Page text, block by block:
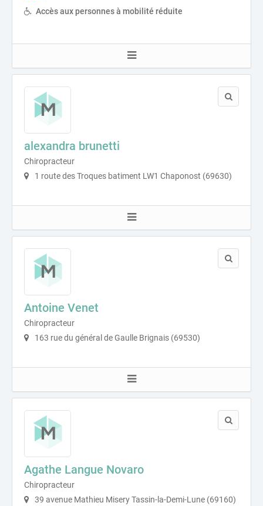
Accès aux personnes à mobilité réduite
alexandra brunetti
Chiropracteur
1 route des Troques batiment LW1 Chaponost (69630)
Antoine Venet
Chiropracteur
163 rue du général de Gaulle Brignais (69530)
Agathe Langue Novaro
Chiropracteur
39 avenue Mathieu Misery Tassin-la-Demi-Lune (69160)